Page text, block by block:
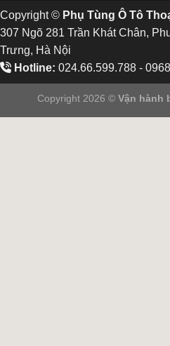
Copyright © Phụ Tùng Ô Tô
307 Ngõ 281 Trần Khát Chân,
Trưng, Hà Nội
Hotline: 024.66.599.788 -
Copyright 2026 © Vận hành